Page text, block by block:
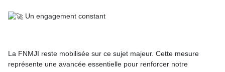
Un engagement constant
La FNMJI reste mobilisée sur ce sujet majeur. Cette mesure
représente une avancée essentielle pour renforcer notre